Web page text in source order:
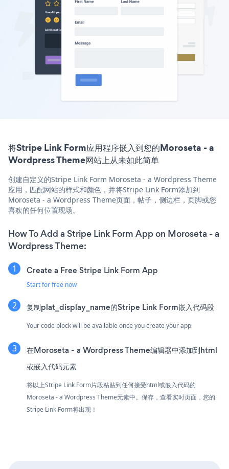
将Stripe Link Form应用程序嵌入到您的Moroseta - a
Wordpress Theme网站上从未如此简单
创建自定义的Stripe Link Form Moroseta - a Wordpress Theme
应用，匹配网站的样式和颜色，并将Stripe Link Form添加到
Moroseta - a Wordpress Theme页面，帖子，侧边栏，页脚或您
喜欢的任何位置现场。
How To Add a Stripe Link Form App on Moroseta - a
Wordpress Theme:
Create a Free Stripe Link Form App
Start for free now
复制plat_display_name的Stripe Link Form嵌入代码段
Your code block will be available once you create your app
在Moroseta - a Wordpress Theme编辑器中添加到html
或嵌入代码元素
将以上Stripe Link Form片段粘贴到任何接受html或嵌入代码的
Moroseta - a Wordpress Theme元素中。保存，查看实时页面，您的
Stripe Link Form将出现！